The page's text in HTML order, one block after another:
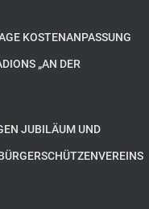
KOSTENANPASSUNG
„AN DER
JUBILÄUM UND